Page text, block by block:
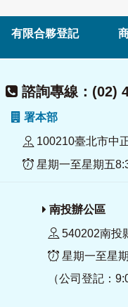
有限合夥登記
諮詢專線：(02)
署本部
100210臺北市中
星期一至星期五
南投辦公區
540202南投
星期一至星
（公司登記：